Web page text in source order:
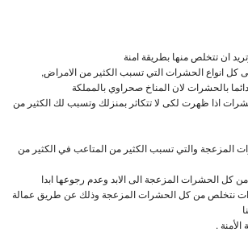
ان تتخلص منها بطريقة امنة
كل انواع الحشرات التي تسبب الكثير من الامراض,
بالحشرات لان المناخ صحراوي بالمملكة
اذا ظهرت لكى لا تتكاثر بمنزلك وتسبب لك الكثير من
المزعجة والتي تسبب الكثير من المتاعب في الكثير من
الحشرات المزعجة الى الابد وعدم رجوعها ابدا
نتخلص من كل الحشرات المزعجة وذلك عن طريق عمالة
.